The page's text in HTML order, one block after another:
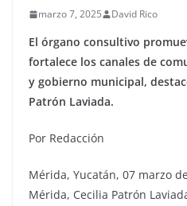
marzo 7, 2025 David Rico
El órgano consultivo
fortalece los canales de
y gobierno municipal,
Patrón Laviada.
Por Redacción
Mérida, Yucatán, 07 marzo
Mérida, Cecilia Patrón